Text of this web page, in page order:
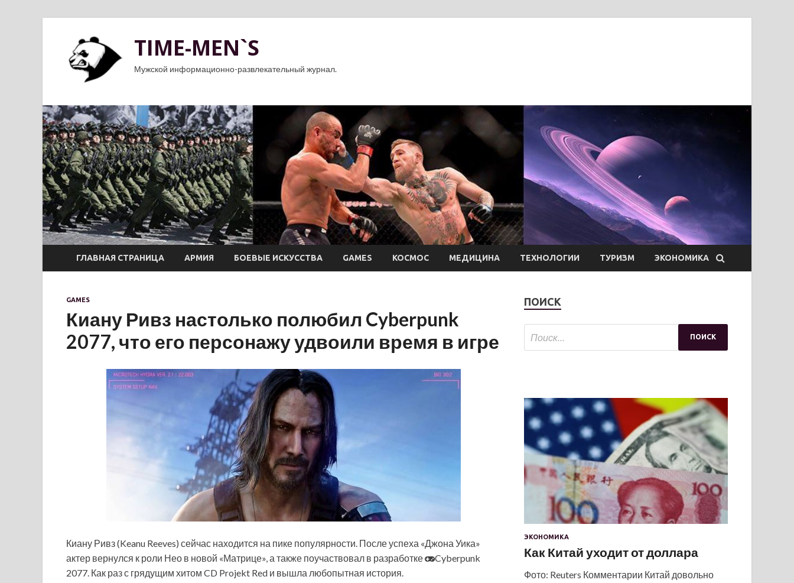
TIME-MEN`S
Мужской информационно-развлекательный журнал.
ГЛАВНАЯ СТРАНИЦА АРМИЯ БОЕВЫЕ ИСКУССТВА GAMES КОСМОС МЕДИЦИНА ТЕХНОЛОГИИ ТУРИЗМ ЭКОНОМИКА
GAMES
Киану Ривз настолько полюбил Cyberpunk
2077, что его персонажу удвоили время в игре
Киану Ривз (Keanu Reeves) сейчас находится на пике популярности. После успеха «Джона Уика»
актер вернулся к роли Нео в новой «Матрице», а также поучаствовал в разработке
Cyberpunk
2077. Как раз с грядущим хитом CD Projekt Red и вышла любопытная история.
ПОИСК
ЭКОНОМИКА
Как Китай уходит от доллара
Фото: Reuters Комментарии Китай довольно